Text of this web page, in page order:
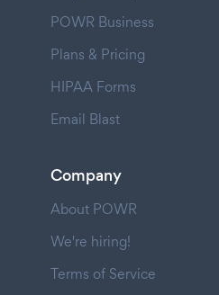
POWR Business
Plans & Pricing
HIPAA Forms
Email Blast
Company
About POWR
We're hiring!
Terms of Service